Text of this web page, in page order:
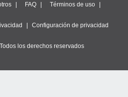
FAQ Términos de uso
Configuración de privacidad
los derechos reservados